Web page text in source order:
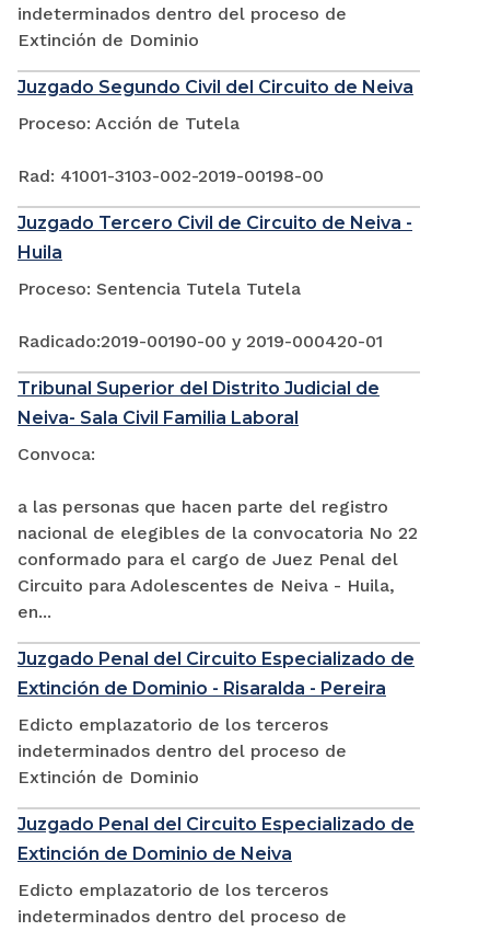
indeterminados dentro del proceso de
Extinción de Dominio
Juzgado Segundo Civil del Circuito de Neiva
Proceso: Acción de Tutela
Rad: 41001-3103-002-2019-00198-00
Juzgado Tercero Civil de Circuito de Neiva -
Huila
Proceso: Sentencia Tutela Tutela
Radicado:2019-00190-00 y 2019-000420-01
Tribunal Superior del Distrito Judicial de
Neiva- Sala Civil Familia Laboral
Convoca:
a las personas que hacen parte del registro
nacional de elegibles de la convocatoria No 22
conformado para el cargo de Juez Penal del
Circuito para Adolescentes de Neiva - Huila,
en...
Juzgado Penal del Circuito Especializado de
Extinción de Dominio - Risaralda - Pereira
Edicto emplazatorio de los terceros
indeterminados dentro del proceso de
Extinción de Dominio
Juzgado Penal del Circuito Especializado de
Extinción de Dominio de Neiva
Edicto emplazatorio de los terceros
indeterminados dentro del proceso de